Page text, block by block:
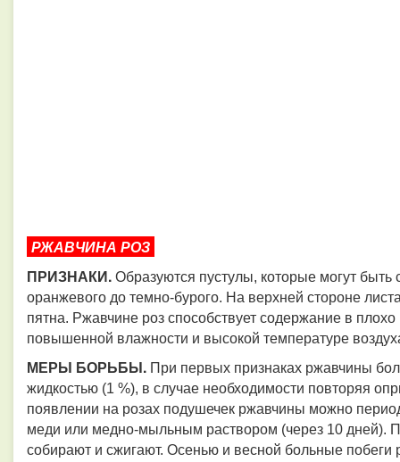
РЖАВЧИНА РОЗ
ПРИЗНАКИ. Образуются пустулы, которые могут
оранжевого до темно-бурого. На верхней стороне
пятна. Ржавчине роз способствует содержание в
повышенной влажности и высокой температуре
МЕРЫ БОРЬБЫ.​​​​​​​ При первых признаках ржавчины
жидкостью (1 %), в случае необходимости повторяя
появлении на розах подушечек ржавчины можно
меди или медно-мыльным раствором (через 10 дней).
собирают и сжигают. Осенью и весной больные побеги